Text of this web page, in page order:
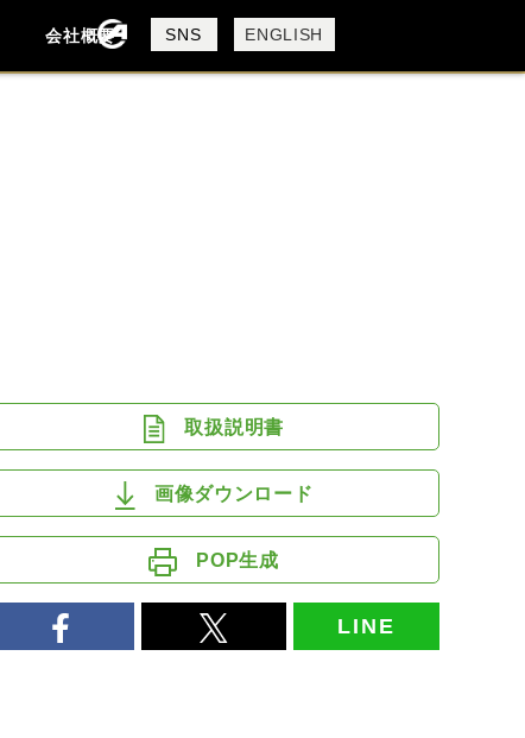
会社概要
会社概要
採用情報
SNS ENGLISH
取扱説明書
画像ダウンロード
POP生成
LINE